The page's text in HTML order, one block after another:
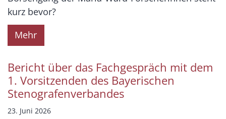
kurz bevor?
Mehr
Bericht über das Fachgespräch mit dem
1. Vorsitzenden des Bayerischen
Stenografenverbandes
23. Juni 2026